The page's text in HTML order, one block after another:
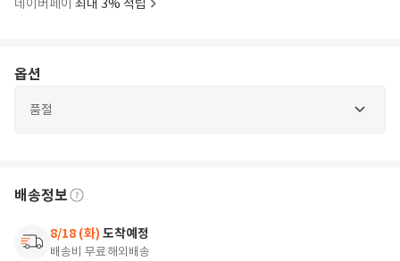
네이버페이 최대 3% 적립
옵션
품절
배송정보
8/18 (화) 도착예정
배송비 무료해외배송